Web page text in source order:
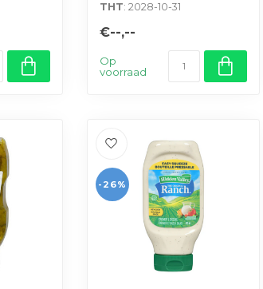
THT: 2028-10-31
€--,--
Op
voorraad
-26%